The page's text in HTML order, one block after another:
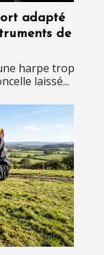
adapté
de
harpe trop
laissé...